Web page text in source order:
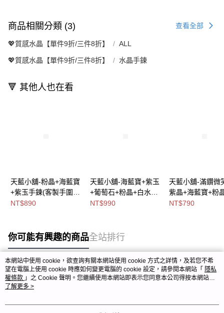
商品相關分類 (3) 查看全部
💖質感水晶【單件9折/三件8折】 ALL
💖質感水晶【單件9折/三件8折】 水晶手鍊
🔻 其他人也在看
天藍小舖-粉晶+海藍寶
+紫玉手鍊(客製手圍)-
單1
NT$890
天藍小舖-海藍寶+紫玉
+葡萄石+粉晶+白水晶
手鍊(客製手圍)-共1
NT$990
天藍小舖-滿鑽微
紫晶+海藍寶+粉
(客製手圍)-共1
NT$790
你可能有興趣的商品全站排行
熱門標籤
本網站中使用 cookie，欲查詢有關本網站使用 cookie 方式之詳情，及若您不希
望在電腦上使用 cookie 時應如何變更電腦的 cookie 設定，請參閱本網站「 隱私
權條款 」之 Cookie 聲明。您繼續使用本網站即表示您同意本公司得按本網站使
用條款之 Cookie 聲明使用 cookie。
了解更多 >